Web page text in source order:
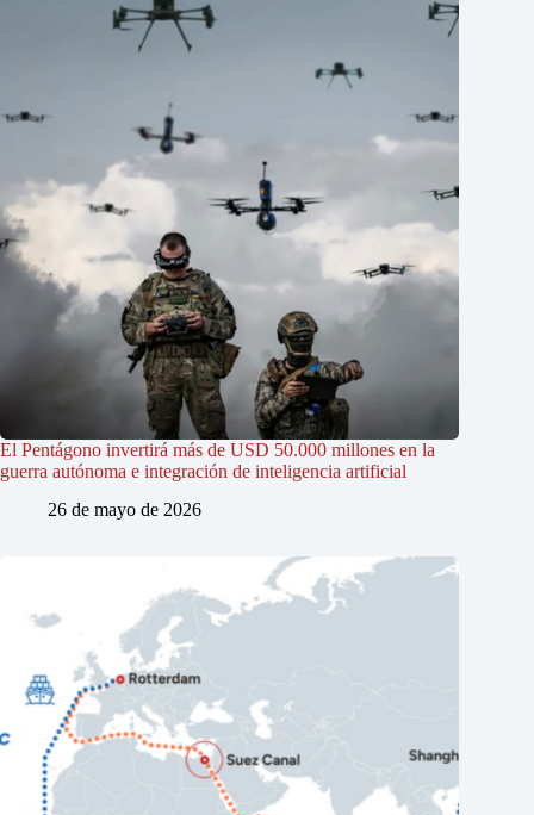
El Pentágono invertirá más de USD 50.000 millones en la
guerra autónoma e integración de inteligencia artificial
26 de mayo de 2026